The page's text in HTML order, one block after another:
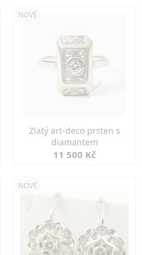
NOVÉ
Zlatý art-deco prsten s
diamantem
11 500 Kč
NOVÉ